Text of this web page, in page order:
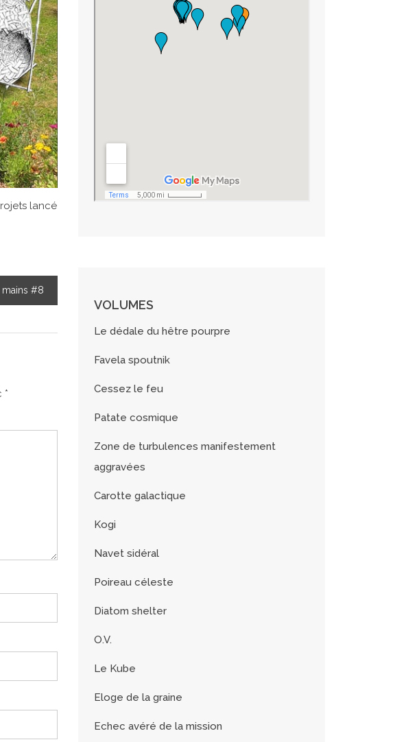
lancé
mains #8
*
VOLUMES
Le dédale du hêtre pourpre
Favela spoutnik
Cessez le feu
Patate cosmique
Zone de turbulences manifestement
aggravées
Carotte galactique
Kogi
Navet sidéral
Poireau céleste
Diatom shelter
O.V.
Le Kube
Eloge de la graine
Echec avéré de la mission